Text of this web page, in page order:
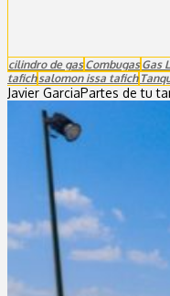
cilindro de gas Combugas Gas
tafich salomon issa tafich
Javier GarciaPartes de tu